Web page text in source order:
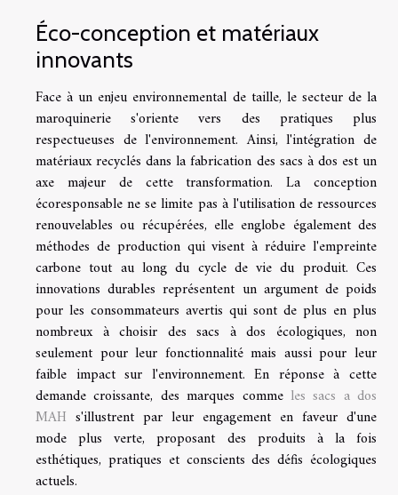
Éco-conception et matériaux
innovants
Face à un enjeu environnemental de taille, le secteur de la
maroquinerie s'oriente vers des pratiques plus
respectueuses de l'environnement. Ainsi, l'intégration de
matériaux recyclés dans la fabrication des sacs à dos est un
axe majeur de cette transformation. La conception
écoresponsable ne se limite pas à l'utilisation de ressources
renouvelables ou récupérées, elle englobe également des
méthodes de production qui visent à réduire l'empreinte
carbone tout au long du cycle de vie du produit. Ces
innovations durables représentent un argument de poids
pour les consommateurs avertis qui sont de plus en plus
nombreux à choisir des sacs à dos écologiques, non
seulement pour leur fonctionnalité mais aussi pour leur
faible impact sur l'environnement. En réponse à cette
demande croissante, des marques comme les sacs a dos
MAH s'illustrent par leur engagement en faveur d'une
mode plus verte, proposant des produits à la fois
esthétiques, pratiques et conscients des défis écologiques
actuels.